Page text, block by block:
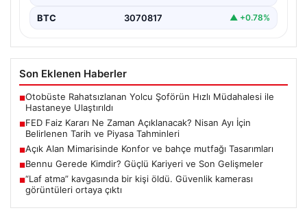
BTC 3070817 ▲ +0.78%
Son Eklenen Haberler
■Otobüste Rahatsızlanan Yolcu Şoförün Hızlı Müdahalesi ile
Hastaneye Ulaştırıldı
■FED Faiz Kararı Ne Zaman Açıklanacak? Nisan Ayı İçin
Belirlenen Tarih ve Piyasa Tahminleri
■Açık Alan Mimarisinde Konfor ve bahçe mutfağı Tasarımları
■Bennu Gerede Kimdir? Güçlü Kariyeri ve Son Gelişmeler
■“Laf atma” kavgasında bir kişi öldü. Güvenlik kamerası
görüntüleri ortaya çıktı